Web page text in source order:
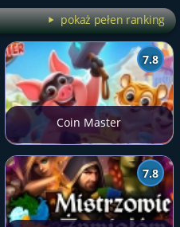
pokaż pełen ranking
7.8
Coin Master
7.8